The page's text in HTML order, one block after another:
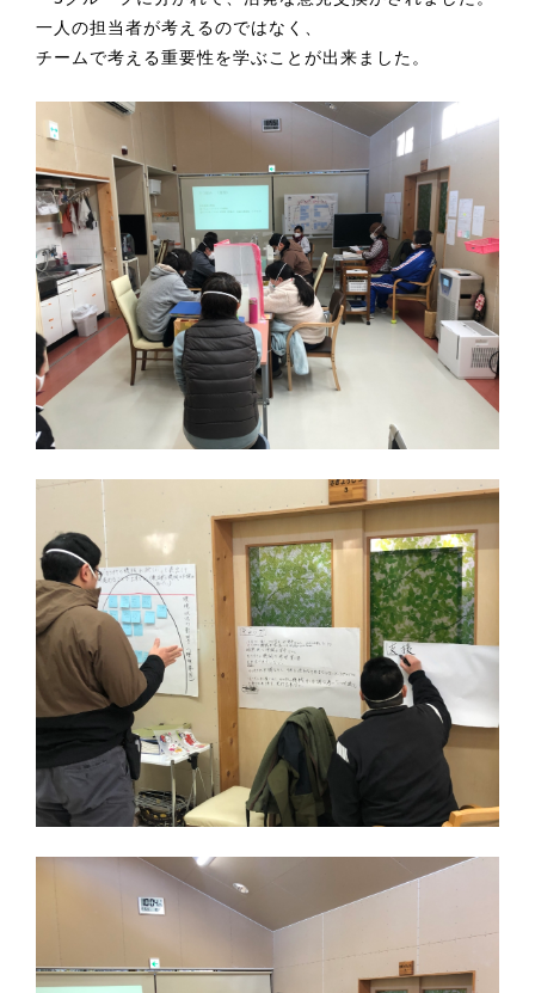
一人の担当者が考えるのではなく、
チームで考える重要性を学ぶことが出来ました。